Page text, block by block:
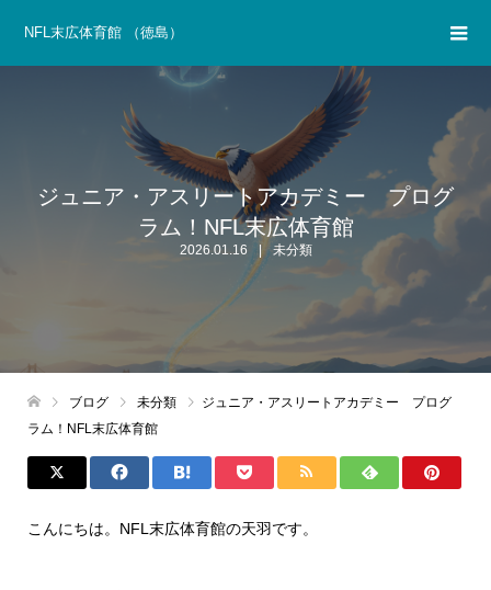
NFL末広体育館 （徳島）
ジュニア・アスリートアカデミー プログ
ラム！NFL末広体育館
2026.01.16 未分類
ブログ 未分類
ジュニア・アスリートアカデミー プログ
ラム！NFL末広体育館
こんにちは。NFL末広体育館の天羽です。